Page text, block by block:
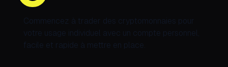
Commencez à trader des cryptomonnaies pour
votre usage individuel avec un compte personnel,
facile et rapide à mettre en place.